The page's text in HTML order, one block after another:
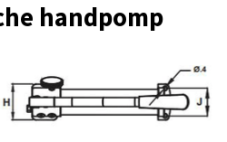
handpomp